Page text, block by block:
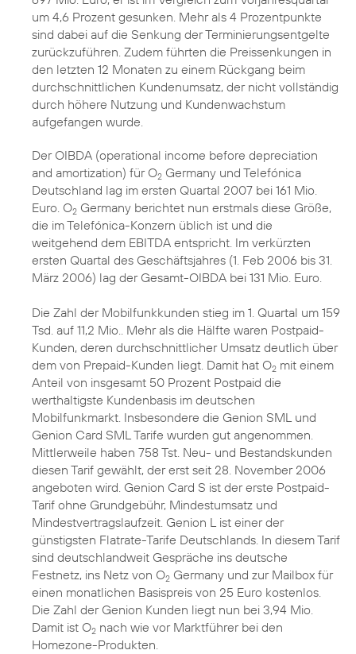
um 4,6 Prozent gesunken. Mehr als 4 Prozentpunkte
sind dabei auf die Senkung der Terminierungsentgelte
zurückzuführen. Zudem führten die Preissenkungen in
den letzten 12 Monaten zu einem Rückgang beim
durchschnittlichen Kundenumsatz, der nicht vollständig
durch höhere Nutzung und Kundenwachstum
aufgefangen wurde.
Der OIBDA (operational income before depreciation
and amortization) für O2 Germany und Telefónica
Deutschland lag im ersten Quartal 2007 bei 161 Mio.
Euro. O2 Germany berichtet nun erstmals diese Größe,
die im Telefónica-Konzern üblich ist und die
weitgehend dem EBITDA entspricht. Im verkürzten
ersten Quartal des Geschäftsjahres (1. Feb 2006 bis 31.
März 2006) lag der Gesamt-OIBDA bei 131 Mio. Euro.
Die Zahl der Mobilfunkkunden stieg im 1. Quartal um 159
Tsd. auf 11,2 Mio.. Mehr als die Hälfte waren Postpaid-
Kunden, deren durchschnittlicher Umsatz deutlich über
dem von Prepaid-Kunden liegt. Damit hat O2 mit einem
Anteil von insgesamt 50 Prozent Postpaid die
werthaltigste Kundenbasis im deutschen
Mobilfunkmarkt. Insbesondere die Genion SML und
Genion Card SML Tarife wurden gut angenommen.
Mittlerweile haben 758 Tst. Neu- und Bestandskunden
diesen Tarif gewählt, der erst seit 28. November 2006
angeboten wird. Genion Card S ist der erste Postpaid-
Tarif ohne Grundgebühr, Mindestumsatz und
Mindestvertragslaufzeit. Genion L ist einer der
günstigsten Flatrate-Tarife Deutschlands. In diesem Tarif
sind deutschlandweit Gespräche ins deutsche
Festnetz, ins Netz von O2 Germany und zur Mailbox für
einen monatlichen Basispreis von 25 Euro kostenlos.
Die Zahl der Genion Kunden liegt nun bei 3,94 Mio.
Damit ist O2 nach wie vor Marktführer bei den
Homezone-Produkten.